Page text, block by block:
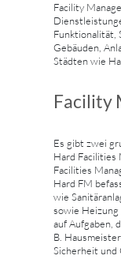
Facility
Funktionalität,
Gebäuden,
Städten wie
Facility
Es gibt zwei
Hard Facilities
Facilities
Hard FM
wie
sowie
auf Aufgaben,
B.
Sicherheit und